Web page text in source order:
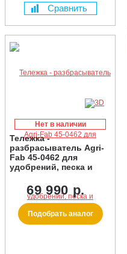
Сравнить
Нет в наличии
Тележка -
разбрасыватель Agri-
Fab 45-0462 для
удобрений, песка и
69 990 р.
Подобрать аналог